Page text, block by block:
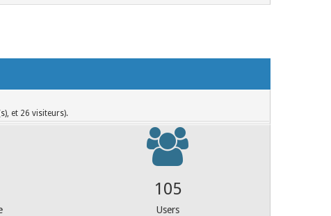
et 26 visiteurs).
140
Users